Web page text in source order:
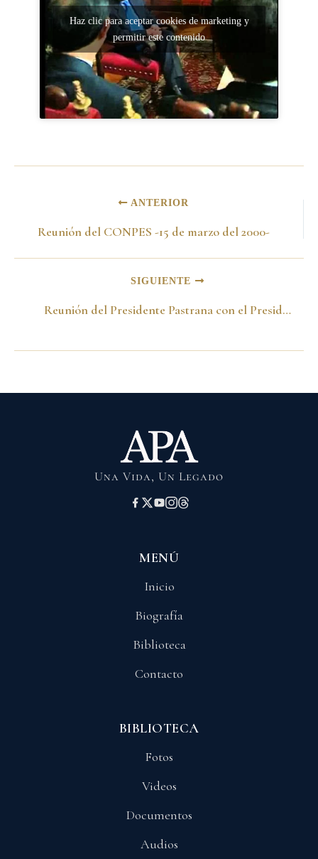
Haz clic para aceptar cookies de marketing y
permitir este contenido
ANTERIOR
Reunión del CONPES -15 de marzo del 2000-
SIGUIENTE
Reunión del Presidente Pastrana con el Presidente de la Cámara Italiana -16 de marzo del 2000-
Una Vida, Un Legado
MENÚ
Inicio
Biografía
Biblioteca
Contacto
BIBLIOTECA
Fotos
Videos
Documentos
Audios